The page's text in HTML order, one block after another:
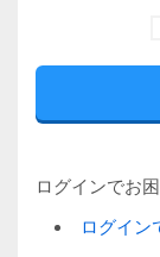
ログインでお
ログイン